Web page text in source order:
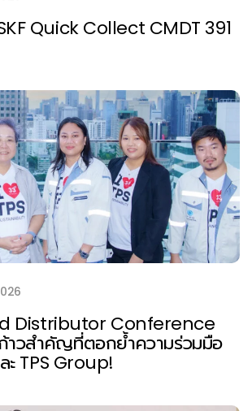
Quick Collect CMDT 391
Distributor Conference
าวสำคัญที่ตอกย้ำความร่วมมือ
ะ TPS Group!